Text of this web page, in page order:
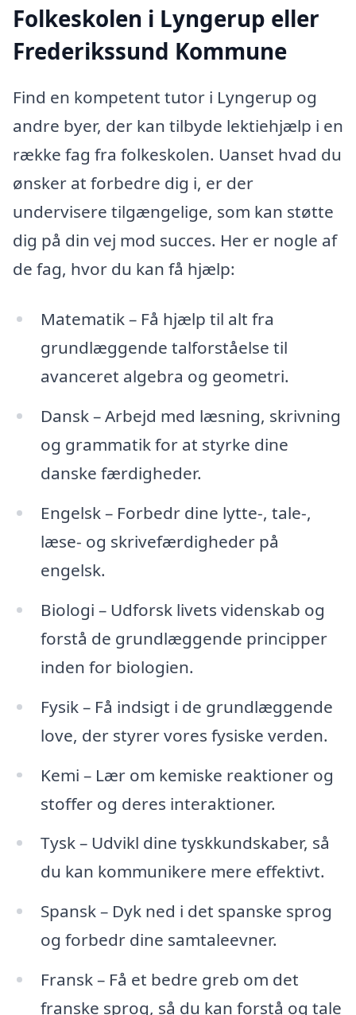
Folkeskolen i Lyngerup eller
Frederikssund Kommune
Find en kompetent tutor i Lyngerup og
andre byer, der kan tilbyde lektiehjælp i en
række fag fra folkeskolen. Uanset hvad du
ønsker at forbedre dig i, er der
undervisere tilgængelige, som kan støtte
dig på din vej mod succes. Her er nogle af
de fag, hvor du kan få hjælp:
Matematik – Få hjælp til alt fra
grundlæggende talforståelse til
avanceret algebra og geometri.
Dansk – Arbejd med læsning, skrivning
og grammatik for at styrke dine
danske færdigheder.
Engelsk – Forbedr dine lytte-, tale-,
læse- og skrivefærdigheder på
engelsk.
Biologi – Udforsk livets videnskab og
forstå de grundlæggende principper
inden for biologien.
Fysik – Få indsigt i de grundlæggende
love, der styrer vores fysiske verden.
Kemi – Lær om kemiske reaktioner og
stoffer og deres interaktioner.
Tysk – Udvikl dine tyskkundskaber, så
du kan kommunikere mere effektivt.
Spansk – Dyk ned i det spanske sprog
og forbedr dine samtaleevner.
Fransk – Få et bedre greb om det
franske sprog, så du kan forstå og tale